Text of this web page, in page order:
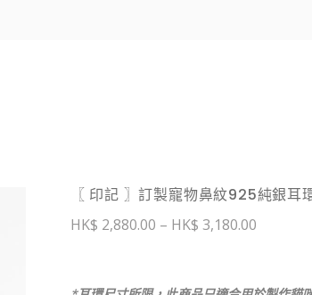
〖 印記 〗訂製寵物鼻紋925純銀耳
2,880.00 – 3,180.00價